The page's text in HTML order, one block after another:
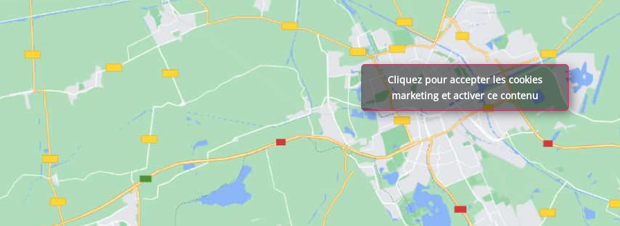
Cliquez pour accepter les cookies
marketing et activer ce contenu